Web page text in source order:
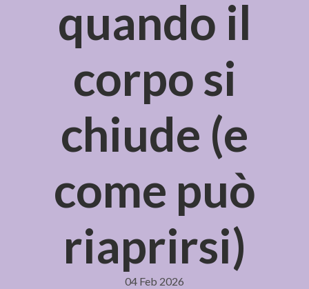
quando il
corpo si
chiude (e
come può
riaprirsi)
04 Feb 2026